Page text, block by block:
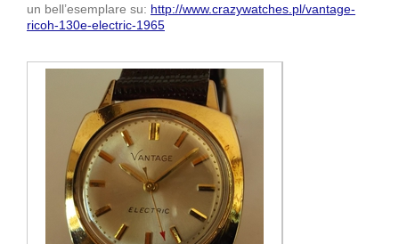
un bell’esemplare su: http://www.crazywatches.pl/vantage-
ricoh-130e-electric-1965